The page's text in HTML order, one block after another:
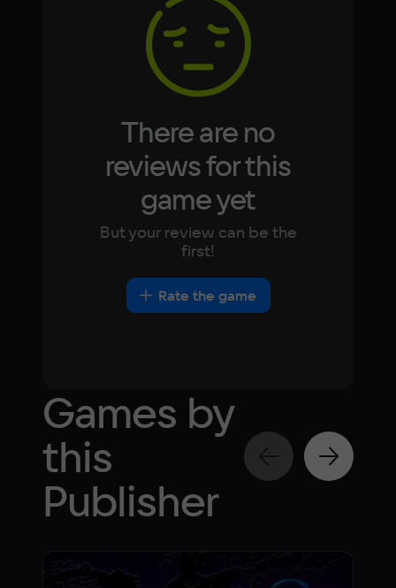
Video card
GeForce GTX 670
DirectX(R): 11, Звуковая карта: совместимая
Japanese
There are no
reviews for this
game yet
But your review can be the
first!
Rate the game
Games by
this
Publisher